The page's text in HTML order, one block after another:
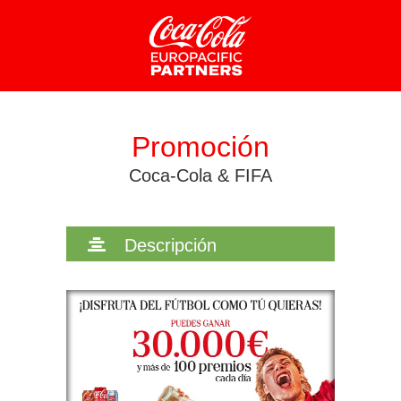
Promoción
Coca-Cola & FIFA
Descripción
HABILITAR TODO RECHAZAR TODO
Cookies necesarias
Estas cookies son necesarias para que el sitio web
Puede configurar su navegador para bloquear o alertar
sobre estas cookies, pero alguna áreas del sitio no
funcionarán. Estas cookies no almacenan ninguna
información de identificación personal.